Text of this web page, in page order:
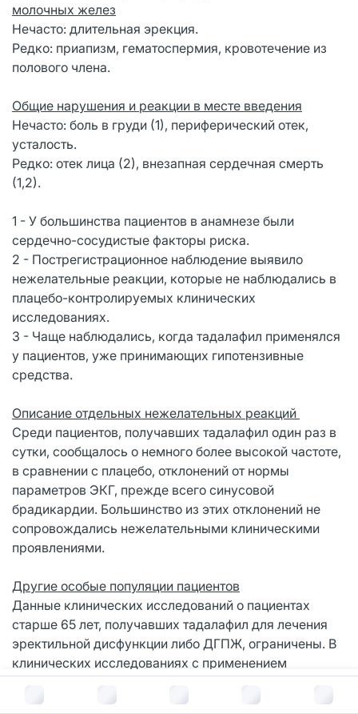
молочных желез
Нечасто: длительная эрекция.
Редко: приапизм, гематоспермия, кровотечение из
полового члена.
Общие нарушения и реакции в месте введения
Нечасто: боль в груди (1), периферический отек,
усталость.
Редко: отек лица (2), внезапная сердечная смерть
(1,2).
1 - У большинства пациентов в анамнезе были
сердечно-сосудистые факторы риска.
2 - Пострегистрационное наблюдение выявило
нежелательные реакции, которые не наблюдались в
плацебо-контролируемых клинических
исследованиях.
3 - Чаще наблюдались, когда тадалафил применялся
у пациентов, уже принимающих гипотензивные
средства.
Описание отдельных нежелательных реакций
Среди пациентов, получавших тадалафил один раз в
сутки, сообщалось о немного более высокой частоте,
в сравнении с плацебо, отклонений от нормы
параметров ЭКГ, прежде всего синусовой
брадикардии. Большинство из этих отклонений не
сопровождались нежелательными клиническими
проявлениями.
Другие особые популяции пациентов
Данные клинических исследований о пациентах
старше 65 лет, получавших тадалафил для лечения
эректильной дисфункции либо ДГПЖ, ограничены. В
клинических исследованиях с применением
тадалафила по требованию для лечения эректильной
дисфункции, среди пациентов в возрасте старше 65